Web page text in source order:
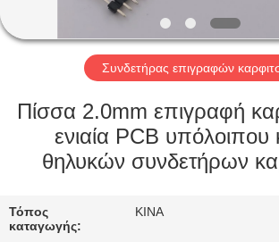
ΓΎΡΟΣ
ΕΡΓΟΣΤΑΣΊΩΝ
ΠΟΙΟΤΙΚΌΣ
ΈΛΕΓΧΟΣ
ΜΑΣ
Συνδετήρας επιγραφών
Πίσσα 2.0mm επιγραφή
ενιαία PCB
θηλυκών συνδετήρων
Τόπος
καταγωγής:
ΚΙΝΑ